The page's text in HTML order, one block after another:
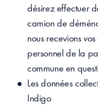
désirez effectuer
camion de
nous recevions
personnel de la
commune en
Les données
Indigo